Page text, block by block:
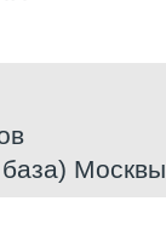
Москвы